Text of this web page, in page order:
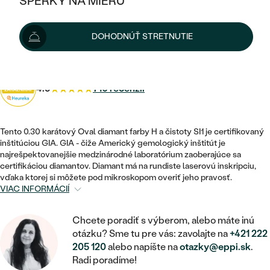
KOMBINOVANÉ ZLATO
PODĽA ŠTÝLU
BEZ KAMEŇA
ETERNITY
VYKROJENÉ
VINTAGE
NETRADIČNÉ
TEPANÉ
POSTRANNÉ DRAHOKAMY
HALO
VINTAGE
SET ZÁSNUBNÉHO PRSTEŇA A
OBRÚČOK
NETRADIČNÉ
ZOSTAVTE SI PRSTEŇ
ZAČAŤ S PRSTEŇOM
VÝPREDAJ
ŠPERKY ČO POMÁHAJÚ
PODĽA TYPU
PRSTENE
PRÍVESKY
SETY
PÁNSKE ŠPERKY
PLATINOVÉ
NAPICHOVACIE
KRUHOVÉ
MINIMALISTICKÉ
VISIACE
SOLITÉR
V TVARE SRDCA
ZLATÉ
STRIEBORNÉ
SOLITÉR
NARODENIE DIEŤAŤA
SO ZNAMENÍM ZVEROKRUHU
MINIMALISTICKÉ
VÝPREDAJ
ZLATÉ
PLATINOVÉ
PODĽA ŠTÝLU
ETERNITY
MINIMALISTICKÉ
DOHODNÚŤ STRETNUTIE
810 €
Diamant máme na sklade. Doručíme vám ho do 48 hod.
Možnosti doručenia
4.9 710 recenzií
Tento 0.30 karátový Oval diamant farby H a čistoty SI1 je certifikovaný
inštitúciou GIA. GIA - čiže Americký gemologický inštitút je
najrešpektovanejšie medzinárodné laboratórium zaoberajúce sa
certifikáciou diamantov. Diamant má na rundiste laserovú inskripciu,
vďaka ktorej si môžete pod mikroskopom overiť jeho pravosť.
VIAC INFORMÁCIÍ
Chcete poradiť s výberom, alebo máte inú
otázku? Sme tu pre vás: zavolajte na+421 222
205 120alebo napíšte naotazky@eppi.sk.
Radi poradíme!